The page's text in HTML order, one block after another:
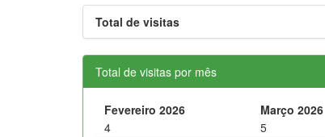
Total de visitas
Total de visitas por mês
Fevereiro 2026 Março 2026
4
5